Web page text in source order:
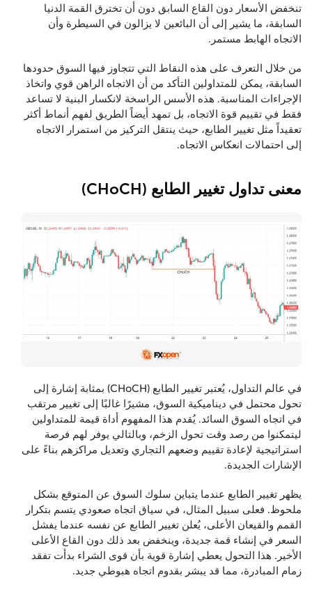
تنخفض الأسعار دون القاع السابق دون أن تخترق القمة الدنيا
السابقة، ما يشير إلى أن البائعين لا يزالون في السيطرة وأن
الاتجاه الهابط مستمر.
من خلال التعرف على هذه النقاط التي تتجاوز فيها السوق حدودها
السابقة، يمكن للمتداولين التأكد من أن الاتجاه الراهن قوي واتخاذ
الإجراءات المناسبة. هذه الأسس الراسخة لانكسار البنية لا تساعد
فقط في تقييم قوة الاتجاه، بل تمهد أيضاً الطريق لفهم أنماط أكثر
تعقيداً مثل تغيير الطابع، حيث ينتقل التركيز من استمرار الاتجاه
إلى احتمالات انعكاس الاتجاه.
معنى تداول تغيير الطابع (CHoCH)
في عالم التداول، يُعتبر تغيير الطابع (CHoCH) بمثابة إشارة إلى
تحول محتمل في ديناميكية السوق، مشيرًا غالبًا إلى تغيير مرتقب
في اتجاه السوق السائد. يُقدم هذا المفهوم أداة قيمة للمتداولين
ليتمكنوا من رصد وقت تحول الزخم، وبالتالي يوفر لهم فرصة
استراتيجية لإعادة تقييم وضعهم التجاري وتعديل مراكزهم بناءً على
الإشارات الجديدة.
يظهر تغيير الطابع عندما يتباين سلوك السوق عن المتوقع بشكل
ملحوظ. فعلى سبيل المثال، في سياق اتجاه صعودي يتسم بتكرار
القمم والقيعان الأعلى، يُعلن تغيير الطابع عن نفسه عندما يفشل
السعر في إنشاء قمة جديدة، وينخفض بعد ذلك دون القاع الأعلى
الأخير. هذا التحول يعطي إشارة قوية بأن قوى الشراء بدأت تفقد
زمام المبادرة، مما قد يبشر بقدوم اتجاه هبوطي جديد.